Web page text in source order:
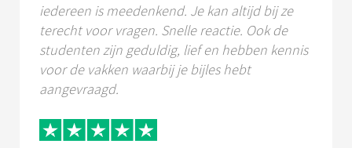
iedereen is meedenkend. Je kan altijd bij ze
terecht voor vragen. Snelle reactie. Ook de
studenten zijn geduldig, lief en hebben kennis
voor de vakken waarbij je bijles hebt
aangevraagd.